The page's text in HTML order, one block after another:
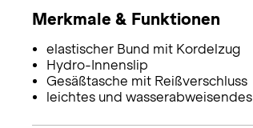
Merkmale & Funktionen
elastischer Bund mit Kordelzug
Hydro-Innenslip
Gesäßtasche mit Reißverschluss
leichtes und